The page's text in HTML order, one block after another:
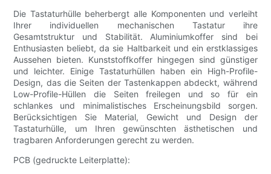
Die Tastaturhülle beherbergt alle Komponenten und verleiht
Ihrer individuellen mechanischen Tastatur ihre
Gesamtstruktur und Stabilität. Aluminiumkoffer sind bei
Enthusiasten beliebt, da sie Haltbarkeit und ein erstklassiges
Aussehen bieten. Kunststoffkoffer hingegen sind günstiger
und leichter. Einige Tastaturhüllen haben ein High-Profile-
Design, das die Seiten der Tastenkappen abdeckt, während
Low-Profile-Hüllen die Seiten freilegen und so für ein
schlankes und minimalistisches Erscheinungsbild sorgen.
Berücksichtigen Sie Material, Gewicht und Design der
Tastaturhülle, um Ihren gewünschten ästhetischen und
tragbaren Anforderungen gerecht zu werden.
PCB (gedruckte Leiterplatte):